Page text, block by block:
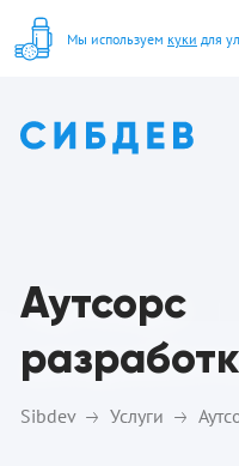
Мы используем куки для
Аутсорс
Sibdev Услуги